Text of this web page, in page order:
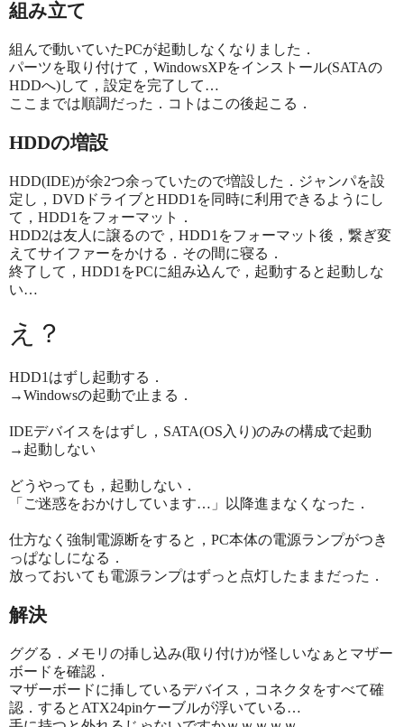
組み立て
組んで動いていたPCが起動しなくなりました．
パーツを取り付けて，WindowsXPをインストール(SATAの
HDDへ)して，設定を完了して…
ここまでは順調だった．コトはこの後起こる．
HDDの増設
HDD(IDE)が余2つ余っていたので増設した．ジャンパを設
定し，DVDドライブとHDD1を同時に利用できるようにし
て，HDD1をフォーマット．
HDD2は友人に譲るので，HDD1をフォーマット後，繋ぎ変
えてサイファーをかける．その間に寝る．
終了して，HDD1をPCに組み込んで，起動すると起動しな
い…
え？
HDD1はずし起動する．
→Windowsの起動で止まる．
IDEデバイスをはずし，SATA(OS入り)のみの構成で起動
→起動しない
どうやっても，起動しない．
「ご迷惑をおかけしています…」以降進まなくなった．
仕方なく強制電源断をすると，PC本体の電源ランプがつき
っぱなしになる．
放っておいても電源ランプはずっと点灯したままだった．
解決
ググる．メモリの挿し込み(取り付け)が怪しいなぁとマザー
ボードを確認．
マザーボードに挿しているデバイス，コネクタをすべて確
認．するとATX24pinケーブルが浮いている…